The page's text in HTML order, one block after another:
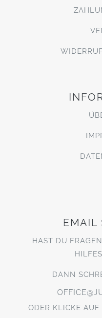
EMAIL
HAST DU
DANN
ODER KLICKE